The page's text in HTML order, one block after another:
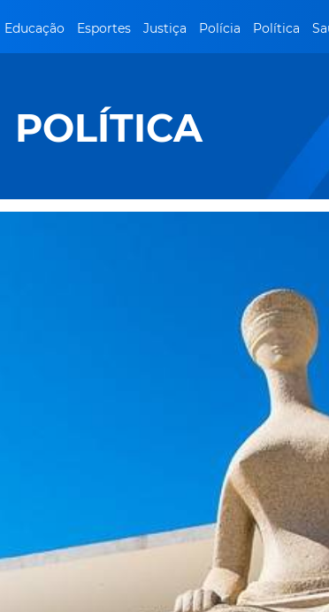
Educação Esportes Justiça Polícia Política
POLÍTICA